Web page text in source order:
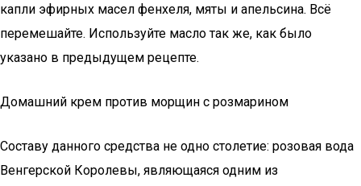
капли эфирных масел фенхеля, мяты и апельсина. Всё
перемешайте. Используйте масло так же, как было
указано в предыдущем рецепте.
Домашний крем против морщин с розмарином
Составу данного средства не одно столетие: розовая вода
Венгерской Королевы, являющаяся одним из